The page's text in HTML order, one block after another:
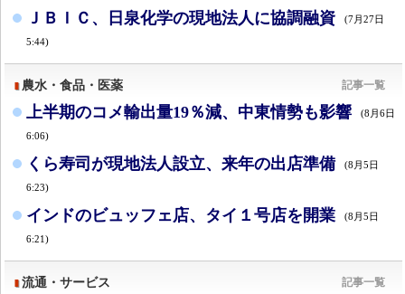
ＪＢＩＣ、日泉化学の現地法人に協調融資 (7月27日
5:44)
農水・食品・医薬 記事一覧
上半期のコメ輸出量19％減、中東情勢も影響 (8月6日
6:06)
くら寿司が現地法人設立、来年の出店準備 (8月5日
6:23)
インドのビュッフェ店、タイ１号店を開業 (8月5日
6:21)
流通・サービス 記事一覧